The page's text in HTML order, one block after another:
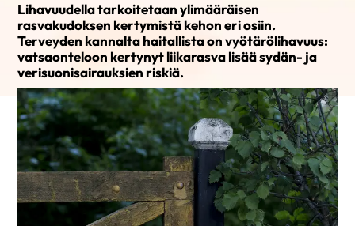
Lihavuudella tarkoitetaan ylimääräisen
rasvakudoksen kertymistä kehon eri osiin.
Terveyden kannalta haitallista on vyötärölihavuus:
vatsaonteloon kertynyt liikarasva lisää sydän- ja
verisuonisairauksien riskiä.